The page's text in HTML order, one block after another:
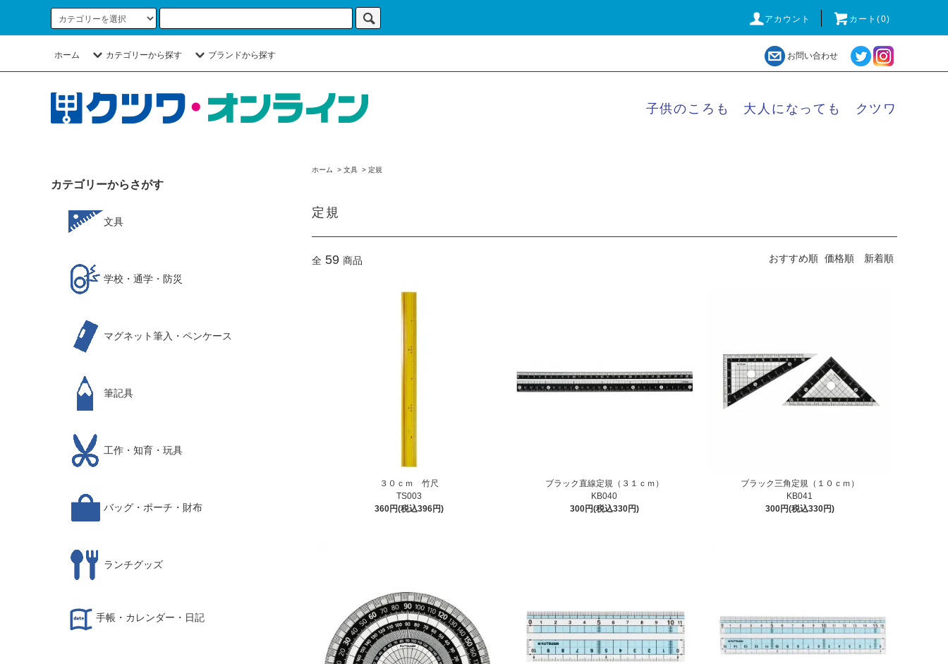
アカウント カート(0)
ホーム カテゴリーから探す ブランドから探す お問い合わせ
子供のころも 大人になっても クツワ
ホーム > 文具 > 定規
定規
全 59 商品 おすすめ順 価格順 新着順
３０ｃｍ 竹尺
TS003
360円(税込396円)
ブラック直線定規（３１ｃｍ）
KB040
300円(税込330円)
ブラック三角定規（１０ｃｍ）
KB041
300円(税込330円)
カテゴリーからさがす
文具
学校・通学・防災
マグネット筆入・ペンケース
筆記具
工作・知育・玩具
バッグ・ポーチ・財布
ランチグッズ
手帳・カレンダー・日記